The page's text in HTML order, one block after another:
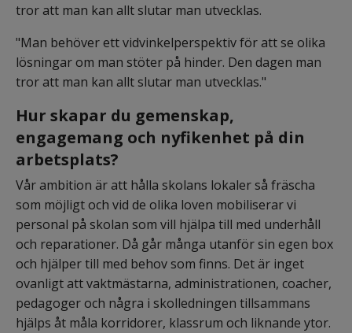
tror att man kan allt slutar man utvecklas.
"Man behöver ett vidvinkelperspektiv för att se olika
lösningar om man stöter på hinder. Den dagen man
tror att man kan allt slutar man utvecklas."
Hur skapar du gemenskap,
engagemang och nyfikenhet på din
arbetsplats?
Vår ambition är att hålla skolans lokaler så fräscha
som möjligt och vid de olika loven mobiliserar vi
personal på skolan som vill hjälpa till med underhåll
och reparationer. Då går många utanför sin egen box
och hjälper till med behov som finns. Det är inget
ovanligt att vaktmästarna, administrationen, coacher,
pedagoger och några i skolledningen tillsammans
hjälps åt måla korridorer, klassrum och liknande ytor.